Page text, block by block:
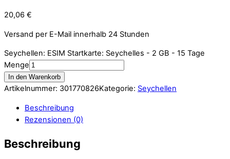
20,06 €
Versand per E-Mail innerhalb 24 Stunden
Seychellen: ESIM Startkarte: Seychelles - 2 GB - 15 Tage
Menge
In den Warenkorb
Artikelnummer: 301770826Kategorie: Seychellen
Beschreibung
Rezensionen (0)
Beschreibung